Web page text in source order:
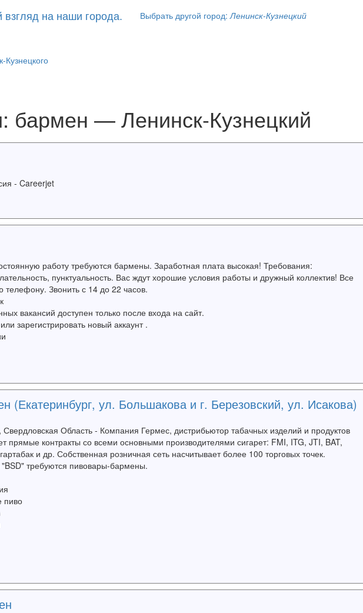
Выбрать другой город:Ленинск-Кузнецкий
Кузнецкого
бармен — Ленинск-Кузнецкий
- Careerjet
работу требуются бармены. Заработная плата высокая! Требования:
пунктуальность. Вас ждут хорошие условия работы и дружный коллектив! Все
Звонить с 14 до 22 часов.
вакансий доступен только после входа на сайт.
зарегистрировать новый аккаунт .
(Екатеринбург, ул. Большакова и г. Березовский, ул. Исакова)
Область - Компания Гермес, дистрибьютор табачных изделий и продуктов
прямые контракты со всеми основными производителями сигарет: FMI, ITG, JTI, BAT,
и др. Собственная розничная сеть насчитывает более 100 торговых точек.
требуются пивовары-бармены.
пиво